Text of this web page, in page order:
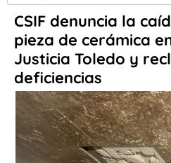
CSIF denuncia la
pieza de cerámica
Justicia Toledo y
deficiencias